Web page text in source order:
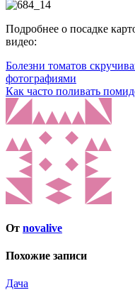
Подробнее о посадке
видео:
Навигация
по
записям
Болезни томатов
фотографиями
Как часто поливать
От novalive
Похожие записи
Дача